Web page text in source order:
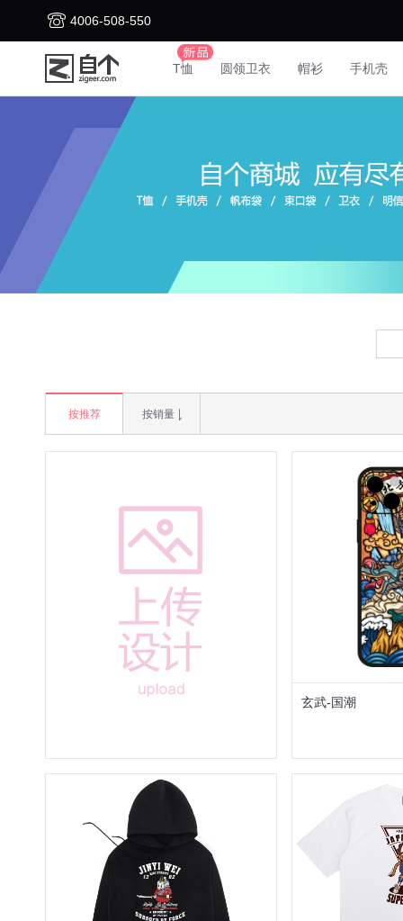
4006-508-550
T恤 圆领卫衣 帽衫 手机壳
按推荐 按销量
玄武-国潮